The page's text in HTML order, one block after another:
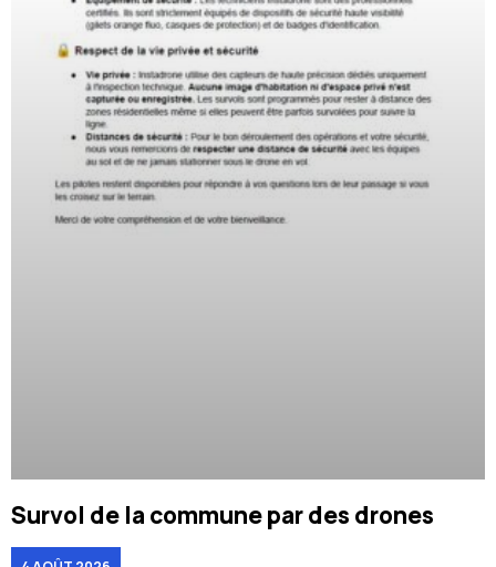
Survol de la commune par des drones